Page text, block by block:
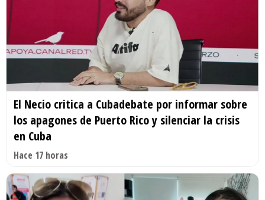
El Necio critica a Cubadebate por informar sobre
los apagones de Puerto Rico y silenciar la crisis
en Cuba
Hace 17 horas